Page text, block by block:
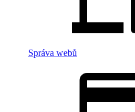
Správa webů